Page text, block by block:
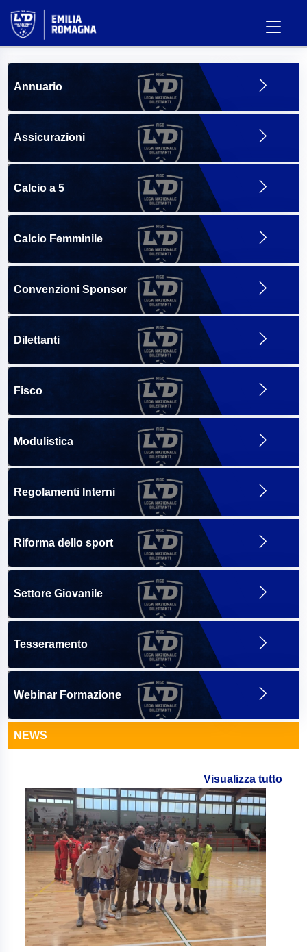
Annuario
Assicurazioni
Calcio a 5
Calcio Femminile
Convenzioni Sponsor
Dilettanti
Fisco
Modulistica
Regolamenti Interni
Riforma dello sport
Settore Giovanile
Tesseramento
Webinar Formazione
NEWS
Visualizza tutto